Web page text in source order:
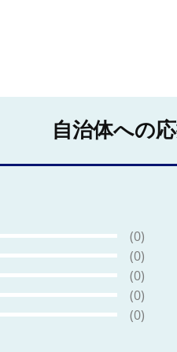
自治体への
(0)
(0)
(0)
(0)
(0)